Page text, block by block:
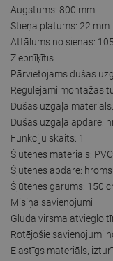
Augstums: 800 mm
Stieņa platums: 22 mm
Attālums no sienas:
Ziepnīķītis
Pārvietojams dušas
Regulējami montāžas
Dušas uzgaļa
Dušas uzgaļa apdare:
Funkciju skaits: 1
Šļūtenes materiāls: PVC
Šļūtenes apdare: hroms
Šļūtenes garums: 150
Misiņa savienojumi
Gluda virsma atvieglo
Rotējošie savienojumi
Elastīgs materiāls,